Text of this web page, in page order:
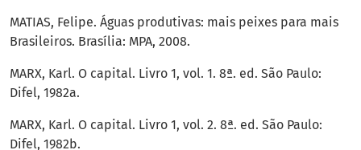
MATIAS, Felipe. Águas produtivas: mais peixes para mais
Brasileiros. Brasília: MPA, 2008.
MARX, Karl. O capital. Livro 1, vol. 1. 8ª. ed. São Paulo:
Difel, 1982a.
MARX, Karl. O capital. Livro 1, vol. 2. 8ª. ed. São Paulo:
Difel, 1982b.